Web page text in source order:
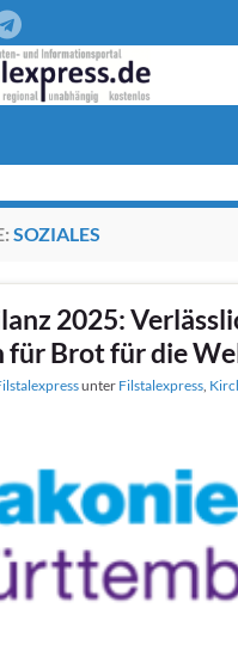
SOZIALES
2025:
für Brot für die
unter Filstalexpress,